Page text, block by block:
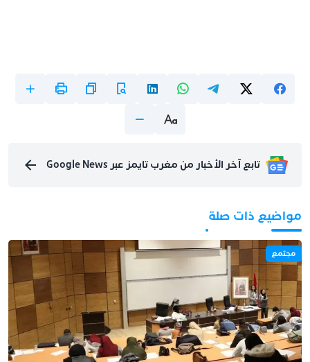
تابع آخر الأخبار من مغرب تايمز عبر Google News
مواضيع ذات صلة
مجتمع